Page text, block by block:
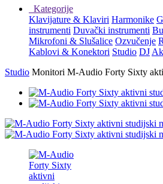
Kategorije
Klavijature & Klaviri Harmonike
instrumenti Duvački instrumenti
Mikrofoni & Slušalice Ozvučenje
Kablovi & Konektori Studio DJ
Studio Monitori M-Audio Forty Sixty